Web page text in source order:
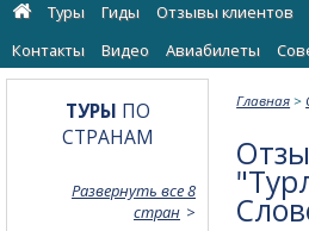
Туры Гиды Отзывы клиентов
Контакты
Видео Авиабилеты
Главная >
ТУРЫ ПО
СТРАНАМ
Развернуть все 8
стран